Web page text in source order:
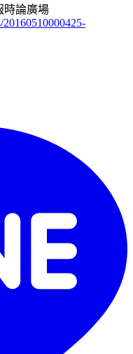
時論廣場
20160510000425-